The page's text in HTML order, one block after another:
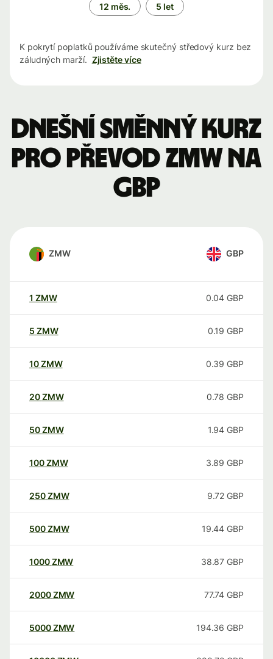
12 měs. 5 let
K pokrytí poplatků používáme skutečný středový kurz bez
záludných marží. Zjistěte více
Dnešní směnný kurz
pro převod ZMW na
GBP
ZMW GBP
1 ZMW 0.04 GBP
5 ZMW 0.19 GBP
10ZMW 0.39 GBP
20ZMW 0.78 GBP
50ZMW 1.94 GBP
100ZMW 3.89 GBP
250ZMW 9.72 GBP
500ZMW 19.44 GBP
1000ZMW 38.87 GBP
2000ZMW 77.74 GBP
5000ZMW 194.36 GBP